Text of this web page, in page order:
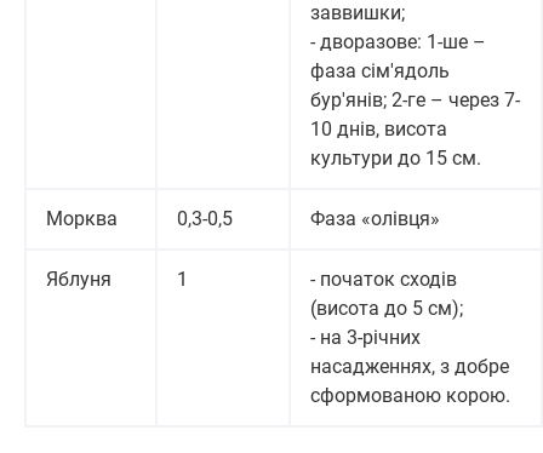
заввишки;
- дворазове: 1-ше –
фаза сім'ядоль
бур'янів; 2-ге – через 7-
10 днів, висота
культури до 15 см.
Морква 0,3-0,5 Фаза «олівця»
Яблуня 1
- початок сходів
(висота до 5 см);
- на 3-річних
насадженнях, з добре
сформованою корою.